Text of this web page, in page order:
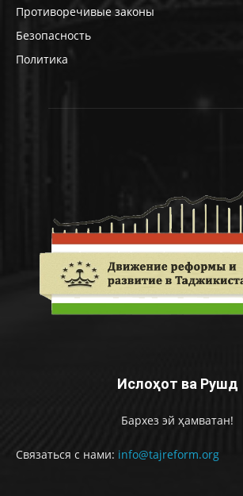
Противоречивые законы
Безопасность
Политика
Ислоҳот ва Рушд
Бархез эй ҳамватан!
Связаться с нами: info@tajreform.org